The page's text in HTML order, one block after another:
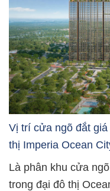
Vị trí cửa ngõ đắt
thị Imperia Ocean
Là phân khu cửa
trong đại đô thị